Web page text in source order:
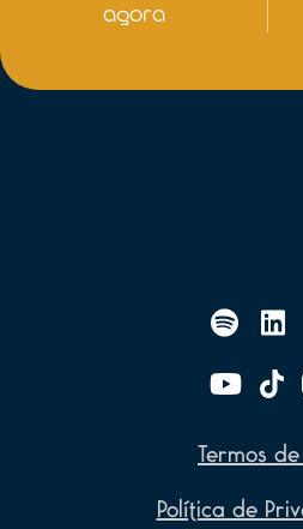
agora
Termos
Política de